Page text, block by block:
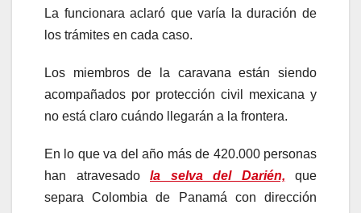
La funcionara aclaró que varía la duración de
los trámites en cada caso.
Los miembros de la caravana están siendo
acompañados por protección civil mexicana y
no está claro cuándo llegarán a la frontera.
En lo que va del año más de 420.000 personas
han atravesado la selva del Darién, que
separa Colombia de Panamá con dirección